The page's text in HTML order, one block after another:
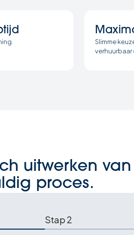
Slimme
uitwerken
proces.
Stap 2